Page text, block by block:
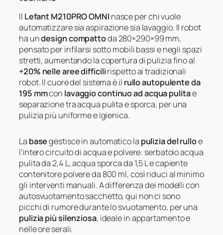
Il Lefant M210PRO OMNI nasce per chi vuole
automatizzare sia aspirazione sia lavaggio. Il robot
ha undesign compattoda 280×290×99 mm,
pensato per infilarsi sotto mobili bassi e negli spazi
stretti, aumentando la copertura di pulizia fino al
+20% nelle aree difficilirispetto ai tradizionali
robot. Il cuore del sistema è il rullo autopulente da
195 mmcon lavaggio continuo ad acqua pulitae
separazione tra acqua pulita e sporca, per una
pulizia più uniforme e igienica.
La basegestisce in automatico la pulizia del rulloe
l’intero circuito di acqua e polvere: serbatoio acqua
pulita da 2,4 L, acqua sporca da 1,5 L e capiente
contenitore polvere da 800 ml, così riduci al minimo
gli interventi manuali. A differenza dei modelli con
autosvuotamento sacchetto, qui non ci sono
picchi di rumore durante lo svuotamento, per una
pulizia più silenziosa, ideale in appartamento e
nelle ore serali.